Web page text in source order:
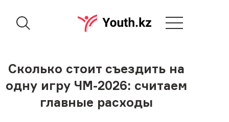
Сколько стоит съездить на
одну игру ЧМ-2026: считаем
главные расходы